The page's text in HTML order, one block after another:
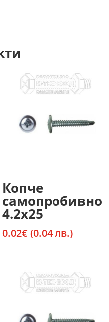
Копче
самопробивно
4.2х25
0.02€ (0.04 лв.)